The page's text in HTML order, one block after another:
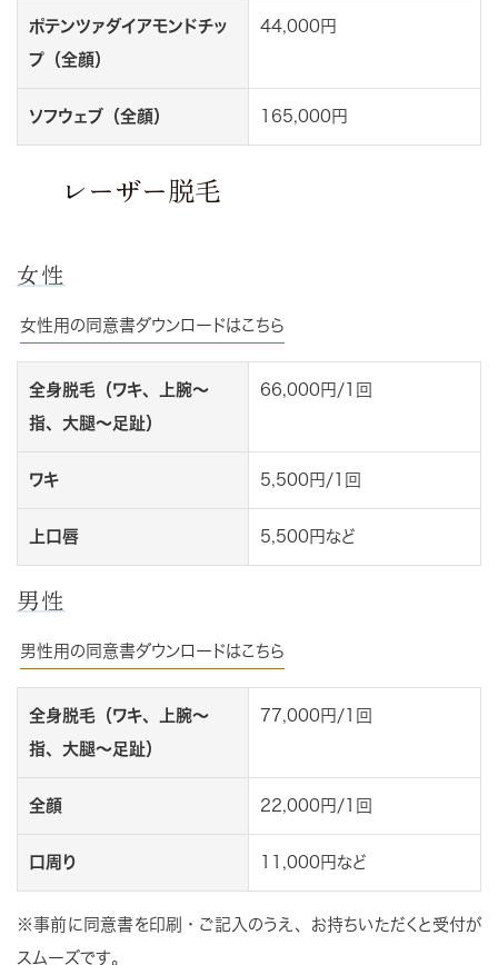
ポテンツァダイアモンドチッ
プ（全顔）
44,000円
ソフウェブ（全顔） 165,000円
レーザー脱毛
女性
女性用の同意書ダウンロードはこちら
全身脱毛（ワキ、上腕～
指、大腿～足趾）
66,000円/1回
ワキ 5,500円/1回
上口唇 5,500円など
男性
男性用の同意書ダウンロードはこちら
全身脱毛（ワキ、上腕～
指、大腿～足趾）
77,000円/1回
全顔 22,000円/1回
口周り 11,000円など
※事前に同意書を印刷・ご記入のうえ、お持ちいただくと受付が
スムーズです。